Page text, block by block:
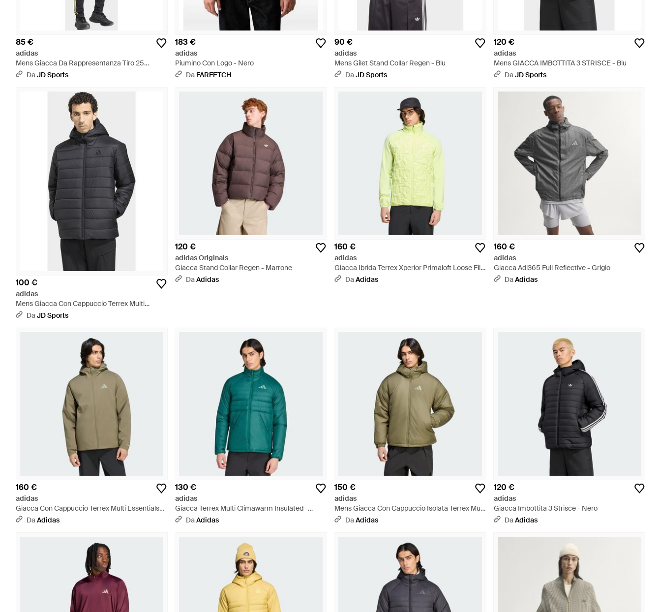
85 €
adidas
Mens Giacca Da Rappresentanza Tiro 25
Competition Juventus - Blu
DaJD Sports
183 €
adidas
Piumino Con Logo - Nero
Da FARFETCH
90 €
adidas
Mens Gilet Stand Collar Regen - Blu
DaJD Sports
120 €
adidas
Mens GIACCA IMBOTTITA 3 STRISCE - Blu
DaJD Sports
100 €
adidas
Mens Giacca Con Cappuccio Terrex Multi
Essentials Climawarm Insulated - Blu
DaJD Sports
120 €
adidas Originals
Giacca Stand Collar Regen - Marrone
DaAdidas
160 €
adidas
Giacca Ibrida Terrex Xperior Primaloft Loose Fill
- Giallo
DaAdidas
160 €
adidas
Giacca Adi365 Full Reflective - Grigio
DaAdidas
160 €
adidas
Giacca Con Cappuccio Terrex Multi Essentials
Climaproof Insulated - Verde
DaAdidas
130 €
adidas
Giacca Terrex Multi Climawarm Insulated -
Verde
DaAdidas
150 €
adidas
Mens Giacca Con Cappuccio Isolata Terrex Multi
Primaloft - Verde
DaAdidas
120 €
adidas
Giacca Imbottita 3 Strisce - Nero
DaAdidas